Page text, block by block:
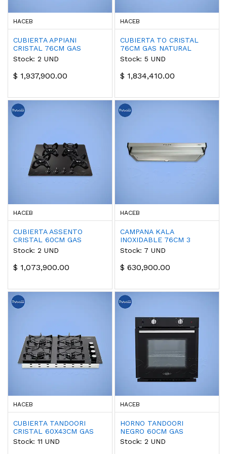
HACEB
CUBIERTA APPIANI
CRISTAL 76CM GAS
NATURAL MANDO
Stock: 2 UND
$ 1,937,900.00
HACEB
CUBIERTA TO CRISTAL
76CM GAS NATURAL
MANDO FRONTAL
Stock: 5 UND
$ 1,834,410.00
HACEB
CUBIERTA ASSENTO
CRISTAL 60CM GAS
NATURAL MANDO
Stock: 2 UND
$ 1,073,900.00
HACEB
CAMPANA KALA
INOXIDABLE 76CM 3
VELOCIDADES
Stock: 7 UND
$ 630,900.00
HACEB
CUBIERTA TANDOORI
CRISTAL 60X43CM GAS
PROPANO MANDO
Stock: 11 UND
HACEB
HORNO TANDOORI
NEGRO 60CM GAS
NATURAL
Stock: 2 UND